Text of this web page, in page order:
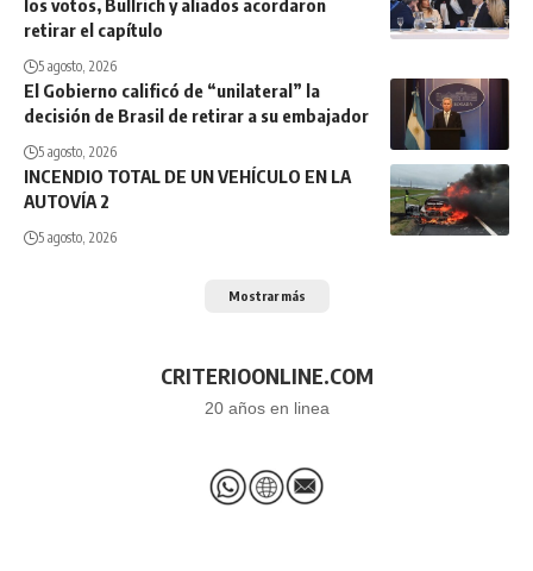
los votos, Bullrich y aliados acordaron
retirar el capítulo
5 agosto, 2026
El Gobierno calificó de “unilateral” la
decisión de Brasil de retirar a su embajador
5 agosto, 2026
INCENDIO TOTAL DE UN VEHÍCULO EN LA
AUTOVÍA 2
5 agosto, 2026
Mostrar más
CRITERIOONLINE.COM
20 años en linea